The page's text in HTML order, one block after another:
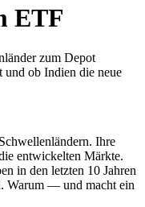
ETF
zum Depot
und ob Indien die neue
Ihre
entwickelten Märkte.
in den letzten 10 Jahren
Warum — und macht ein